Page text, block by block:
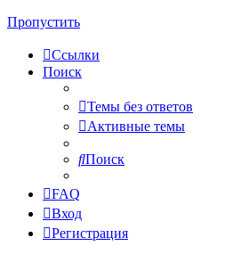
Пропустить
Ссылки
Поиск
Темы без ответов
Активные темы
Поиск
FAQ
Вход
Регистрация